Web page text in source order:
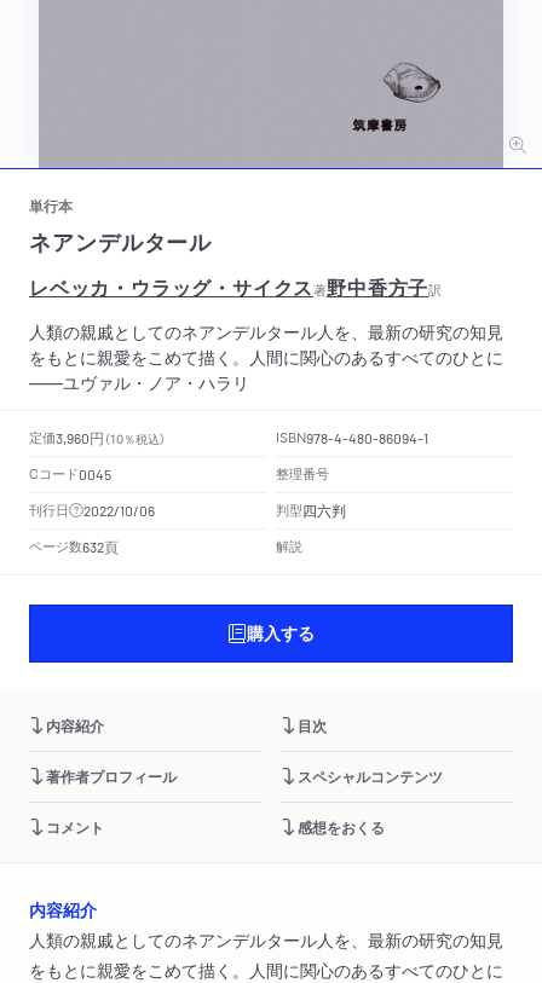
単行本
ネアンデルタール
レベッカ・ウラッグ・サイクス著野中香方子訳
人類の親戚としてのネアンデルタール人を、最新の研究の知見
をもとに親愛をこめて描く。人間に関心のあるすべてのひとに
――ユヴァル・ノア・ハラリ
定価3,960円 （10％税込） ISBN978-4-480-86094-1
Cコード0045
整理番号
刊行日
2022/10/06 判型四六判
ページ数632頁 解説
購入する
内容紹介 目次
著作者プロフィール スペシャルコンテンツ
コメント 感想をおくる
内容紹介
人類の親戚としてのネアンデルタール人を、最新の研究の知見
をもとに親愛をこめて描く。人間に関心のあるすべてのひとに